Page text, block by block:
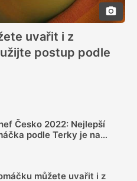
uvařit i z
postup podle
Česko 2022: Nejlepší
podle Terky je na
můžete uvařit i z